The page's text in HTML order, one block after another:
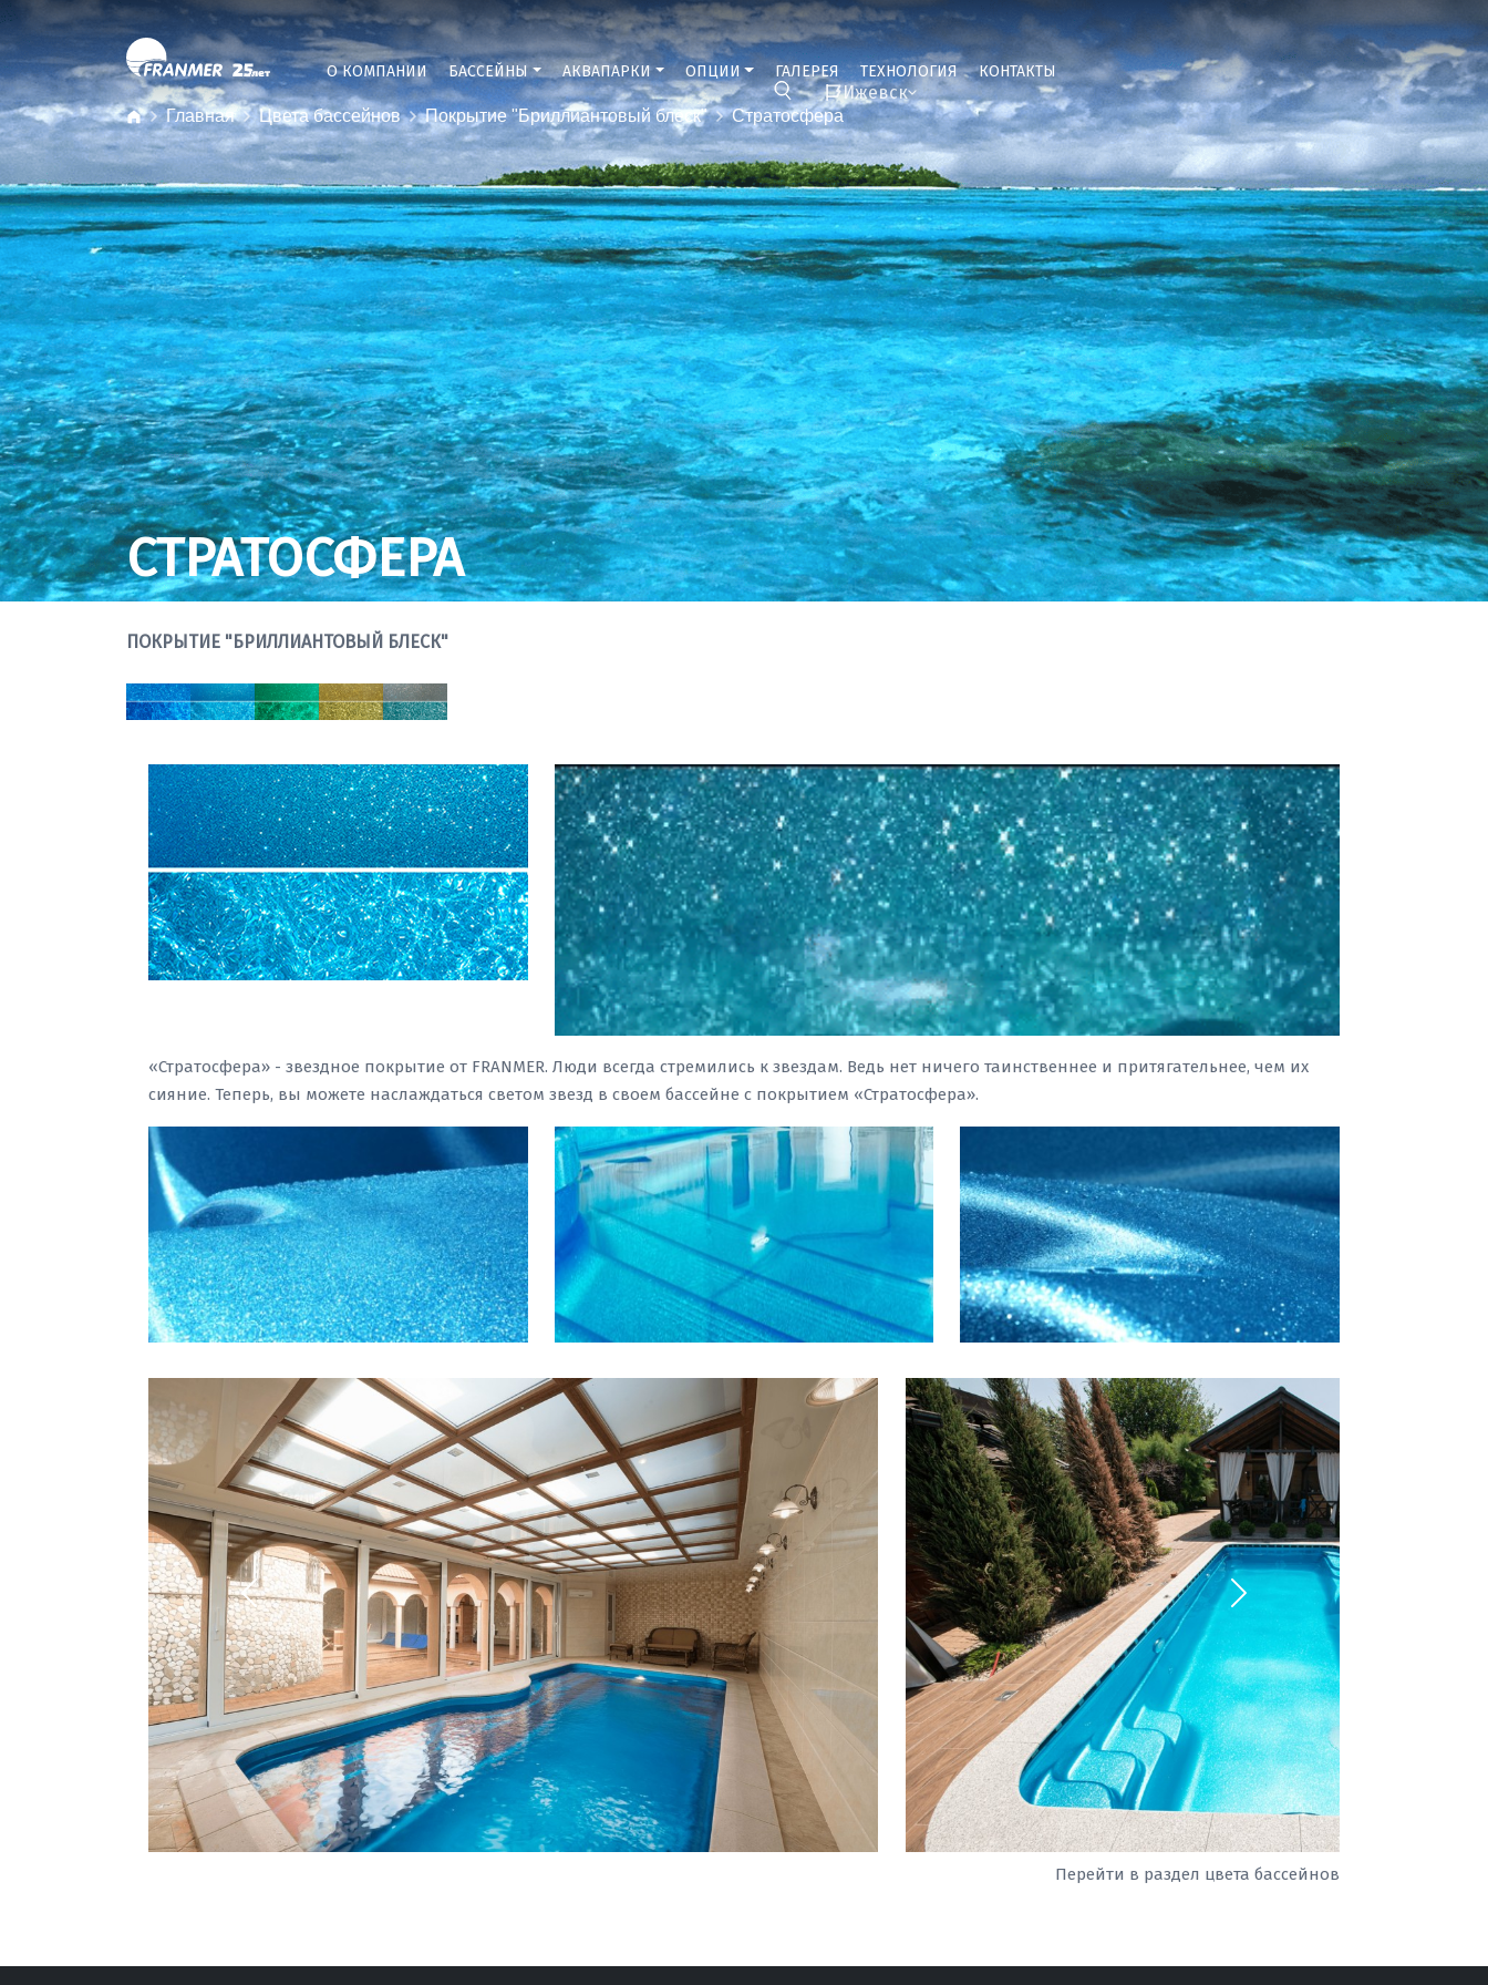
О КОМПАНИИ БАССЕЙНЫ АКВАПАРКИ ОПЦИИ ГАЛЕРЕЯ ТЕХНОЛОГИЯ КОНТАКТЫ
Ижевск
Главная Цвета бассейнов Покрытие "Бриллиантовый блеск" Стратосфера
СТРАТОСФЕРА
ПОКРЫТИЕ "БРИЛЛИАНТОВЫЙ БЛЕСК"
«Стратосфера» - звездное покрытие от FRANMER. Люди всегда стремились к звездам. Ведь нет ничего таинственнее и притягательнее, чем их
сияние. Теперь, вы можете наслаждаться светом звезд в своем бассейне с покрытием «Стратосфера».
Перейти в раздел цвета бассейнов